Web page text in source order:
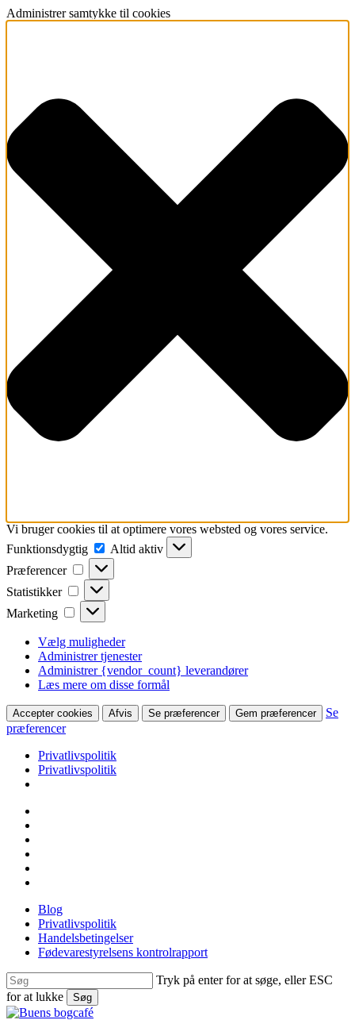
Administrer samtykke til cookies
Vi bruger cookies til at optimere vores websted og vores service.
Funktionsdygtig
Funktionsdygtig
Altid aktiv
Præferencer
Præferencer
Statistikker Statistikker
Marketing Marketing
Vælg muligheder
Administrer tjenester
Administrer {vendor_count} leverandører
Læs mere om disse formål
Accepter cookies Afvis Se præferencer Gem præferencer
Se
præferencer
Privatlivspolitik
Privatlivspolitik
Skip
main
content
Blog
Privatlivspolitik
Handelsbetingelser
Fødevarestyrelsens kontrolrapport
Tryk på enter for at søge, eller ESC
for at lukke
Søg
Close